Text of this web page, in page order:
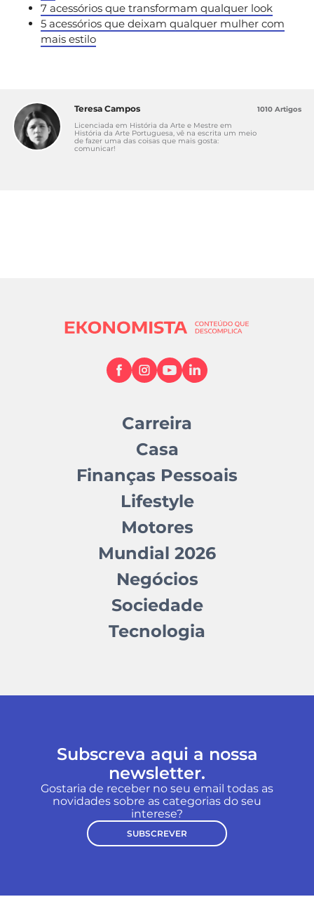
7 acessórios que transformam qualquer look
5 acessórios que deixam qualquer mulher com
mais estilo
Teresa Campos
Licenciada em História da Arte e Mestre em
História da Arte Portuguesa, vê na escrita um meio
de fazer uma das coisas que mais gosta:
comunicar!
1010 Artigos
Carreira
Casa
Finanças Pessoais
Lifestyle
Motores
Mundial 2026
Negócios
Sociedade
Tecnologia
Subscreva aqui a nossa
newsletter.
Gostaria de receber no seu email todas as
novidades sobre as categorias do seu
interese?
SUBSCREVER